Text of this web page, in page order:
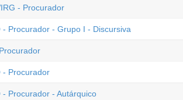
- Procurador
Procurador - Grupo I - Discursiva
- Procurador
- Procurador - Autárquico